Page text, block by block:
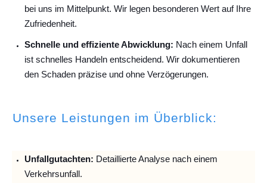
bei uns im Mittelpunkt. Wir legen besonderen Wert auf Ihre
Zufriedenheit.
Schnelle und effiziente Abwicklung: Nach einem Unfall
ist schnelles Handeln entscheidend. Wir dokumentieren
den Schaden präzise und ohne Verzögerungen.
Unsere Leistungen im Überblick:
Unfallgutachten: Detaillierte Analyse nach einem
Verkehrsunfall.